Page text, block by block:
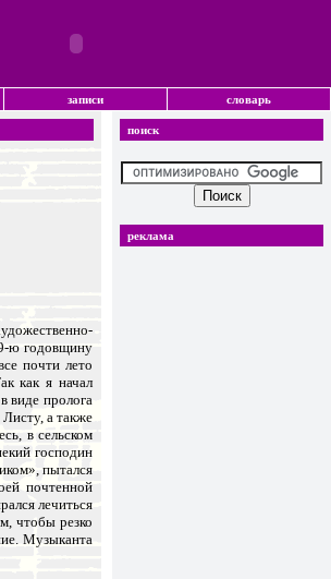
записи словарь
ю годовщину
почти лето
как я начал
виде пролога
а также
в сельском
господин
пытался
почтенной
лечиться
чтобы резко
Музыканта
поиск
реклама